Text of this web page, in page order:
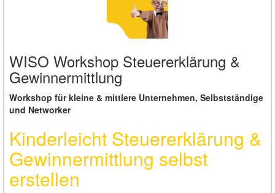
WISO Workshop Steuererklärung &
Gewinnermittlung
Workshop für kleine & mittlere Unternehmen, Selbstständige
und Networker
Kinderleicht Steuererklärung &
Gewinnermittlung selbst
erstellen